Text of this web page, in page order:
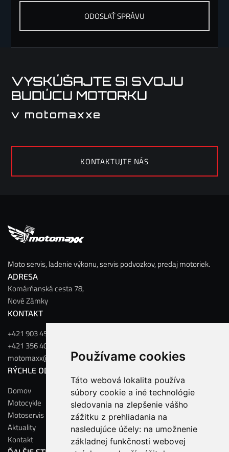
Používame cookies
Táto webová lokalita používa
súbory cookie a iné technológie
sledovania na zlepšenie vášho
zážitku z prehliadania na
nasledujúce účely: na umožnenie
základnej funkčnosti webovej
VYSKÚŠAJTE SI SVOJU
BUDÚCU MOTORKU
v motomaxxe
KONTAKTUJTE NÁS
KONTAKTUJTE NÁS
Moto servis, ladenie výkonu, servis podvozkov, predaj motoriek.
ADRESA
Komárňanská cesta 78,
Nové Zámky
KONTAKT
+421 903 456 125
+421 356 402 556
motomaxx@motomaxx.sk
RÝCHLE ODKAZY
Domov
Motocykle
Motoservis
Aktuality
Kontakt